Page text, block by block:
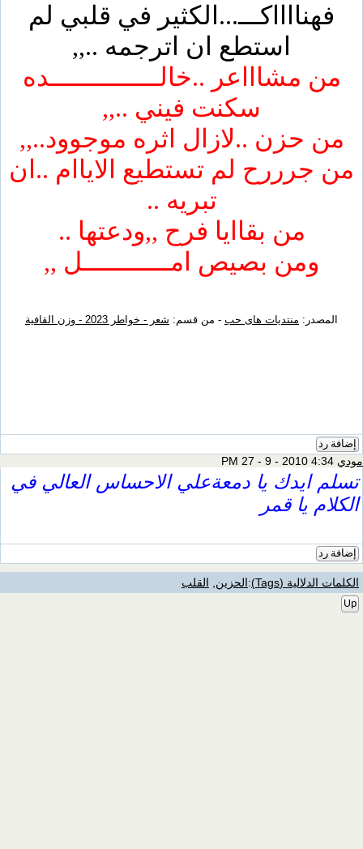
فهنااااكـــ...الكثير في قلبي لم
استطع ان اترجمه ..,,
من مشاااعر ..خالـــــــــــــــده
سكنت فيني ..,,
من حزن ..لازال اثره موجوود..,,
من جرررح لم تستطيع الاياام ..ان
تبريه ..
من بقاايا فرح ,,ودعتها ..
ومن بصيص امــــــــــــل ,,
المصدر: منتديات هاى حب - من قسم: شعر - خواطر 2023 - وزن القافية
إضافة رد
مودي
تسلم ايدك يا دمعةعلي الاحساس العالي في
الكلام يا قمر
إضافة رد
الكلمات الدلالية (Tags) :الحزين, القلب
Up